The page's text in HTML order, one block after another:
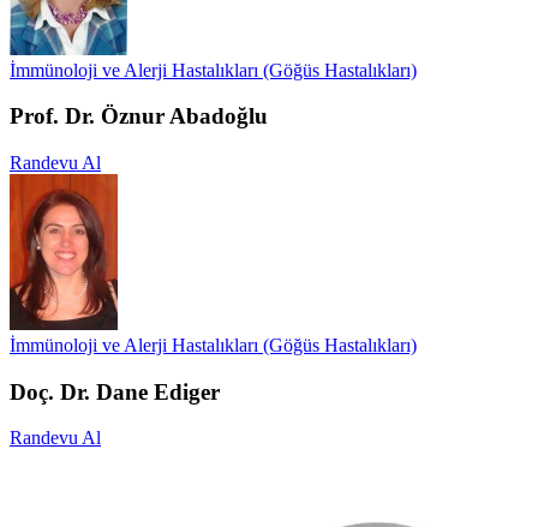
İmmünoloji ve Alerji Hastalıkları (Göğüs Hastalıkları)
Prof. Dr. Öznur Abadoğlu
Randevu Al
İmmünoloji ve Alerji Hastalıkları (Göğüs Hastalıkları)
Doç. Dr. Dane Ediger
Randevu Al